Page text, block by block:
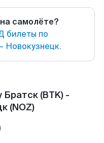
самолёте?
билеты по
Новокузнецк.
(BTK) -
(NOZ)